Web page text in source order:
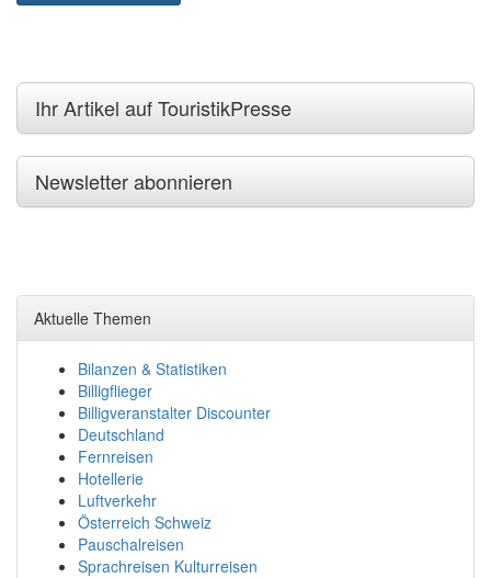
Ihr Artikel auf TouristikPresse
Newsletter abonnieren
Aktuelle Themen
Bilanzen & Statistiken
Billigflieger
Billigveranstalter Discounter
Deutschland
Fernreisen
Hotellerie
Luftverkehr
Österreich Schweiz
Pauschalreisen
Sprachreisen Kulturreisen